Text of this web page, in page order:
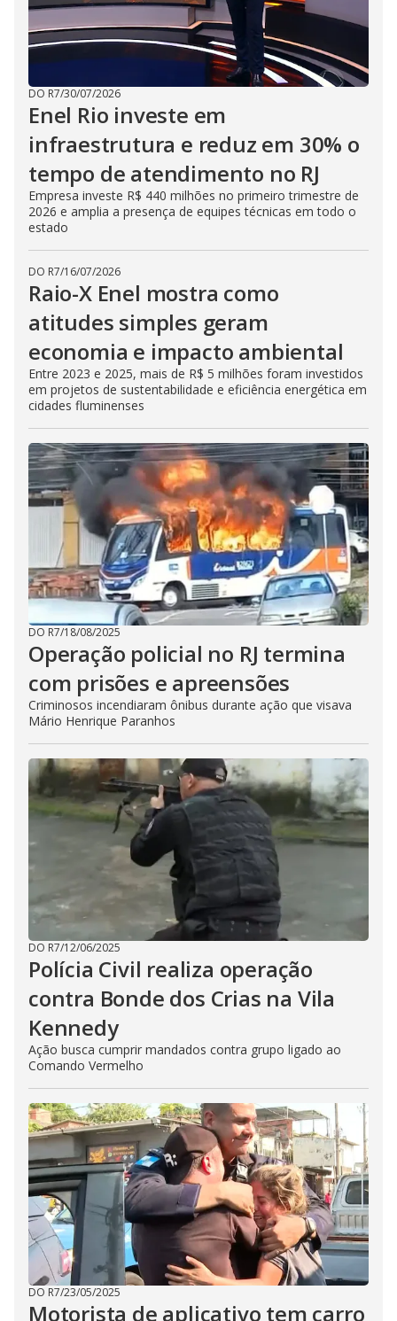
DO R7/30/07/2026
Enel Rio investe em
infraestrutura e reduz em 30% o
tempo de atendimento no RJ
Empresa investe R$ 440 milhões no primeiro trimestre de
2026 e amplia a presença de equipes técnicas em todo o
estado
DO R7/16/07/2026
Raio-X Enel mostra como
atitudes simples geram
economia e impacto ambiental
Entre 2023 e 2025, mais de R$ 5 milhões foram investidos
em projetos de sustentabilidade e eficiência energética em
cidades fluminenses
DO R7/18/08/2025
Operação policial no RJ termina
com prisões e apreensões
Criminosos incendiaram ônibus durante ação que visava
Mário Henrique Paranhos
DO R7/12/06/2025
Polícia Civil realiza operação
contra Bonde dos Crias na Vila
Kennedy
Ação busca cumprir mandados contra grupo ligado ao
Comando Vermelho
DO R7/23/05/2025
Motorista de aplicativo tem carro